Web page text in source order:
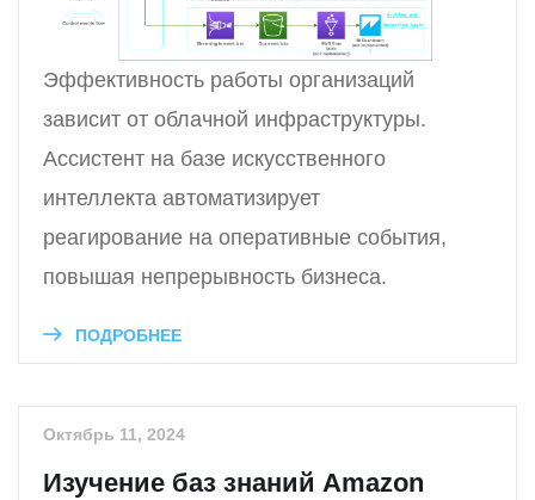
Эффективность работы организаций
зависит от облачной инфраструктуры.
Ассистент на базе искусственного
интеллекта автоматизирует
реагирование на оперативные события,
повышая непрерывность бизнеса.
ПОДРОБНЕЕ
Октябрь 11, 2024
Изучение баз знаний Amazon